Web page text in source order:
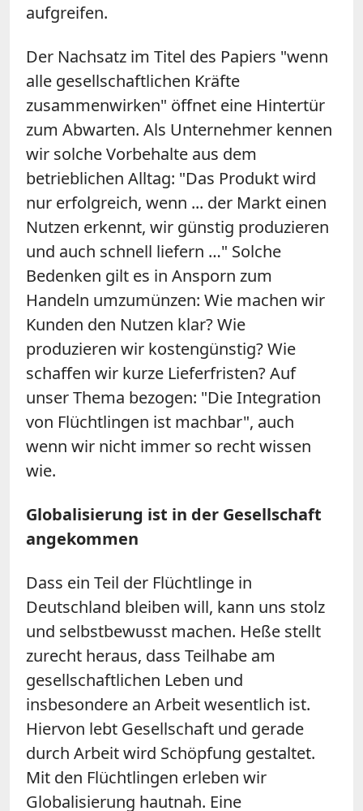
aufgreifen.
Der Nachsatz im Titel des Papiers "wenn
alle gesellschaftlichen Kräfte
zusammenwirken" öffnet eine Hintertür
zum Abwarten. Als Unternehmer kennen
wir solche Vorbehalte aus dem
betrieblichen Alltag: "Das Produkt wird
nur erfolgreich, wenn ... der Markt einen
Nutzen erkennt, wir günstig produzieren
und auch schnell liefern …" Solche
Bedenken gilt es in Ansporn zum
Handeln umzumünzen: Wie machen wir
Kunden den Nutzen klar? Wie
produzieren wir kostengünstig? Wie
schaffen wir kurze Lieferfristen? Auf
unser Thema bezogen: "Die Integration
von Flüchtlingen ist machbar", auch
wenn wir nicht immer so recht wissen
wie.
Globalisierung ist in der Gesellschaft
angekommen
Dass ein Teil der Flüchtlinge in
Deutschland bleiben will, kann uns stolz
und selbstbewusst machen. Heße stellt
zurecht heraus, dass Teilhabe am
gesellschaftlichen Leben und
insbesondere an Arbeit wesentlich ist.
Hiervon lebt Gesellschaft und gerade
durch Arbeit wird Schöpfung gestaltet.
Mit den Flüchtlingen erleben wir
Globalisierung hautnah. Eine